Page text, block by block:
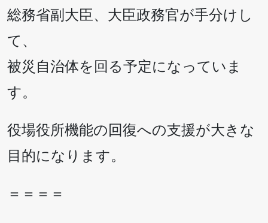
総務省副大臣、大臣政務官が手分けし
て、
被災自治体を回る予定になっていま
す。
役場役所機能の回復への支援が大きな
目的になります。
＝＝＝＝